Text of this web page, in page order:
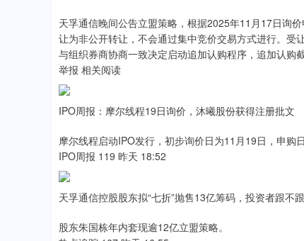
天孚通信晚间公告立盟策略，根据2025年11月17日询
让为非公开转让，不会通过集中竞价交易方式进行。受
与组织券商协商一致决定启动追加认购程序，追加认购
举报 相关阅读
IPO周报：摩尔线程19日询价，沐曦股份获得注册批文
摩尔线程启动IPO发行，初步询价日为11月19日，申购
IPO周报 119 昨天 18:52
天孚通信控股股东拟“七折”抛售13亿筹码，投资者跟不
股东朱国栋年内套现逾12亿立盟策略。